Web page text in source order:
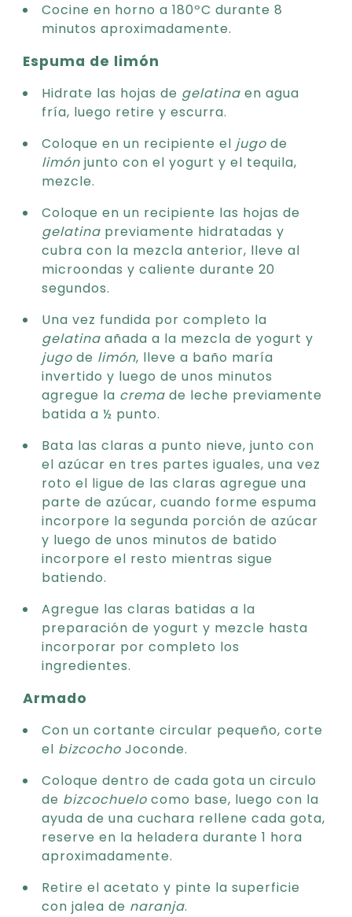
Cocine en horno a 180ºC durante 8
minutos aproximadamente.
Espuma de limón
Hidrate las hojas de gelatina en agua
fría, luego retire y escurra.
Coloque en un recipiente el jugo de
limón junto con el yogurt y el tequila,
mezcle.
Coloque en un recipiente las hojas de
gelatina previamente hidratadas y
cubra con la mezcla anterior, lleve al
microondas y caliente durante 20
segundos.
Una vez fundida por completo la
gelatina añada a la mezcla de yogurt y
jugo de limón, lleve a baño maría
invertido y luego de unos minutos
agregue la crema de leche previamente
batida a ½ punto.
Bata las claras a punto nieve, junto con
el azúcar en tres partes iguales, una vez
roto el ligue de las claras agregue una
parte de azúcar, cuando forme espuma
incorpore la segunda porción de azúcar
y luego de unos minutos de batido
incorpore el resto mientras sigue
batiendo.
Agregue las claras batidas a la
preparación de yogurt y mezcle hasta
incorporar por completo los
ingredientes.
Armado
Con un cortante circular pequeño, corte
el bizcocho Joconde.
Coloque dentro de cada gota un circulo
de bizcochuelo como base, luego con la
ayuda de una cuchara rellene cada gota,
reserve en la heladera durante 1 hora
aproximadamente.
Retire el acetato y pinte la superficie
con jalea de naranja.